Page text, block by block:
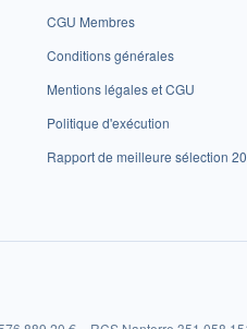
CGU Membres
Conditions générales
Mentions légales et CGU
Politique d'exécution
Rapport de meilleure sélection